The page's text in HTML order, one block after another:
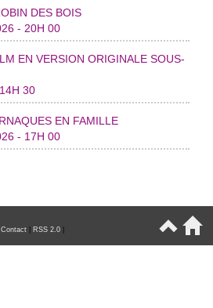
DES BOIS
- 20H 00
EN VERSION ORIGINALE SOUS-
30
EN FAMILLE
- 17H 00
Contact RSS 2.0